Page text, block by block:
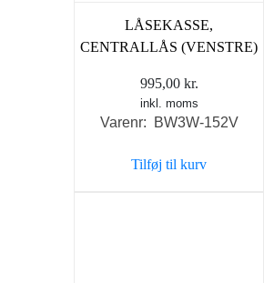
LÅSEKASSE,
CENTRALLÅS (VENSTRE)
995,00 kr.
inkl. moms
Varenr: BW3W-152V
Tilføj til kurv